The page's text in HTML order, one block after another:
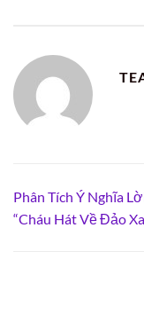
Phân Tích Ý Nghĩa
“Cháu Hát Về Đảo